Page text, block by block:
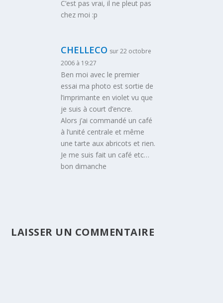
C’est pas vrai, il ne pleut pas
chez moi :p
CHELLECO sur 22 octobre
2006 à 19:27
Ben moi avec le premier
essai ma photo est sortie de
l’imprimante en violet vu que
je suis à court d’encre.
Alors j’ai commandé un café
à l’unité centrale et même
une tarte aux abricots et rien.
Je me suis fait un café etc…
bon dimanche
LAISSER UN COMMENTAIRE